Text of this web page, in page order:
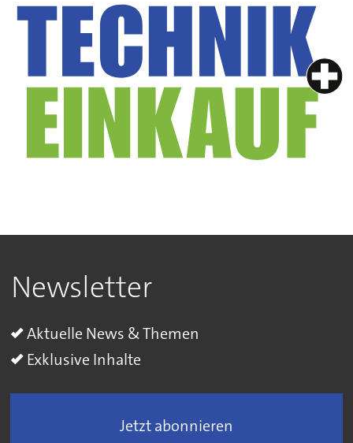
Newsletter
Aktuelle News & Themen
Exklusive Inhalte
Jetzt abonnieren